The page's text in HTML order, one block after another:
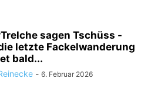
sagen Tschüss -
letzte Fackelwanderung
bald...
- 6. Februar 2026